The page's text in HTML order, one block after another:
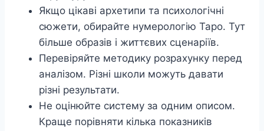
Якщо цікаві архетипи та психологічні
сюжети, обирайте нумерологію Таро. Тут
більше образів і життєвих сценаріїв.
Перевіряйте методику розрахунку перед
аналізом. Різні школи можуть давати
різні результати.
Не оцінюйте систему за одним описом.
Краще порівняти кілька показників